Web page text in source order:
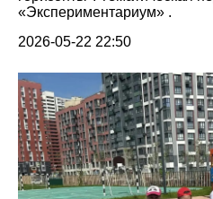
«Экспериментариум» .
2026-05-22 22:50